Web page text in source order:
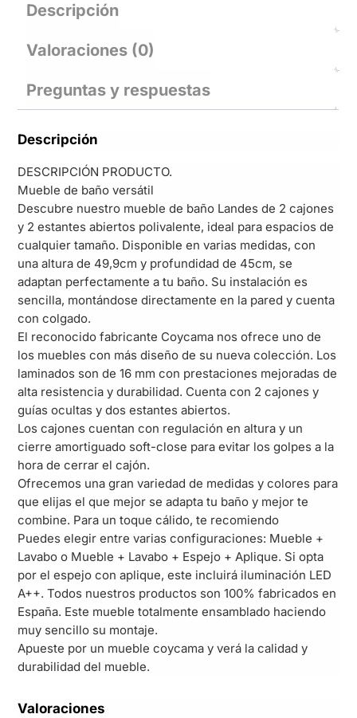
Descripción
Valoraciones (0)
Preguntas y respuestas
Descripción
DESCRIPCIÓN PRODUCTO.
Mueble de baño versátil
Descubre nuestro mueble de baño Landes de 2 cajones
y 2 estantes abiertos polivalente, ideal para espacios de
cualquier tamaño. Disponible en varias medidas, con
una altura de 49,9cm y profundidad de 45cm, se
adaptan perfectamente a tu baño. Su instalación es
sencilla, montándose directamente en la pared y cuenta
con colgado.
El reconocido fabricante Coycama nos ofrece uno de
los muebles con más diseño de su nueva colección. Los
laminados son de 16 mm con prestaciones mejoradas de
alta resistencia y durabilidad. Cuenta con 2 cajones y
guías ocultas y dos estantes abiertos.
Los cajones cuentan con regulación en altura y un
cierre amortiguado soft-close para evitar los golpes a la
hora de cerrar el cajón.
Ofrecemos una gran variedad de medidas y colores para
que elijas el que mejor se adapta tu baño y mejor te
combine. Para un toque cálido, te recomiendo
Puedes elegir entre varias configuraciones: Mueble +
Lavabo o Mueble + Lavabo + Espejo + Aplique. Si opta
por el espejo con aplique, este incluirá iluminación LED
A++. Todos nuestros productos son 100% fabricados en
España. Este mueble totalmente ensamblado haciendo
muy sencillo su montaje.
Apueste por un mueble coycama y verá la calidad y
durabilidad del mueble.
Valoraciones